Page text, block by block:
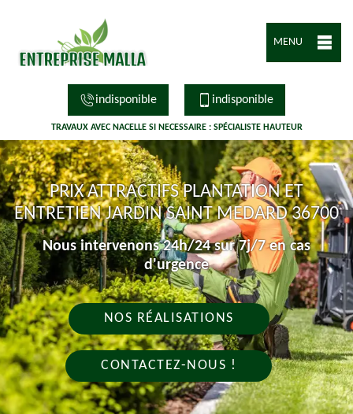
MENU
indisponible indisponible
TRAVAUX AVEC NACELLE SI NECESSAIRE : SPÉCIALISTE HAUTEUR
PRIX ATTRACTIFS PLANTATION ET
ENTRETIEN JARDIN SAINT MEDARD 36700
Nous intervenons 24h/24 sur 7j/7 en cas
d'urgence
NOS RÉALISATIONS
CONTACTEZ-NOUS !